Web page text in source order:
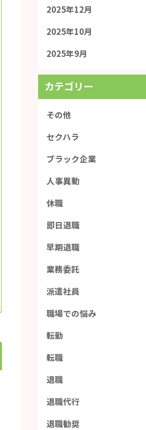
2025年12月
2025年10月
2025年9月
カテゴリー
その他
セクハラ
ブラック企業
人事異動
休職
即日退職
早期退職
業務委託
派遣社員
職場での悩み
転勤
転職
退職
退職代行
退職勧奨